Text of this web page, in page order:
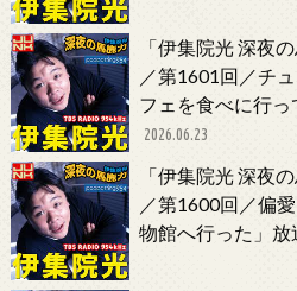
「伊集院光 深夜
／第1601回／チ
フェを食べに行
2026.06.23
「伊集院光 深夜
／第1600回／偏
物館へ行った」放